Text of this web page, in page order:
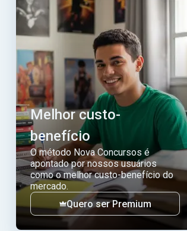
Melhor custo-
benefício
O método Nova Concursos é
apontado por nossos usuários
como o melhor custo-benefício do
mercado.
Quero ser Premium